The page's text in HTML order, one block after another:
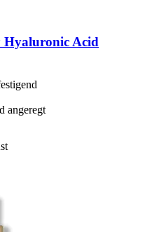
Hyaluronic Acid
angeregt